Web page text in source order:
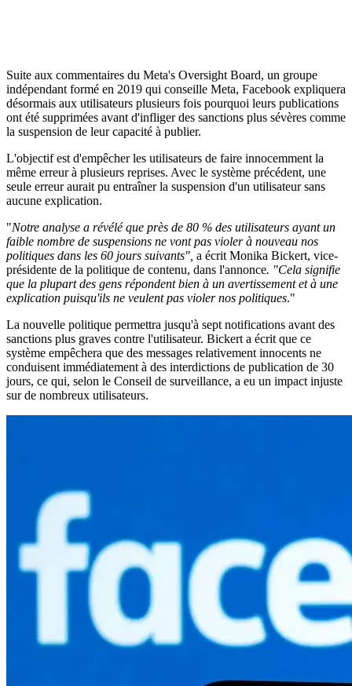
Suite aux commentaires du Meta's Oversight Board, un groupe
indépendant formé en 2019 qui conseille Meta, Facebook expliquera
désormais aux utilisateurs plusieurs fois pourquoi leurs publications
ont été supprimées avant d'infliger des sanctions plus sévères comme
la suspension de leur capacité à publier.
L'objectif est d'empêcher les utilisateurs de faire innocemment la
même erreur à plusieurs reprises. Avec le système précédent, une
seule erreur aurait pu entraîner la suspension d'un utilisateur sans
aucune explication.
"Notre analyse a révélé que près de 80 % des utilisateurs ayant un
faible nombre de suspensions ne vont pas violer à nouveau nos
politiques dans les 60 jours suivants", a écrit Monika Bickert, vice-
présidente de la politique de contenu, dans l'annonce. "Cela signifie
que la plupart des gens répondent bien à un avertissement et à une
explication puisqu'ils ne veulent pas violer nos politiques."
La nouvelle politique permettra jusqu'à sept notifications avant des
sanctions plus graves contre l'utilisateur. Bickert a écrit que ce
système empêchera que des messages relativement innocents ne
conduisent immédiatement à des interdictions de publication de 30
jours, ce qui, selon le Conseil de surveillance, a eu un impact injuste
sur de nombreux utilisateurs.